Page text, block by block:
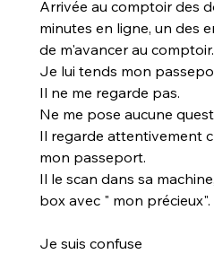
Arrivée au comptoir des
minutes en ligne, un des
de m'avancer au comptoir.
Je lui tends mon
Il ne me regarde pas.
Ne me pose aucune
Il regarde attentivement
mon passeport.
Il le scan dans sa
box avec " mon précieux".
Je suis confuse